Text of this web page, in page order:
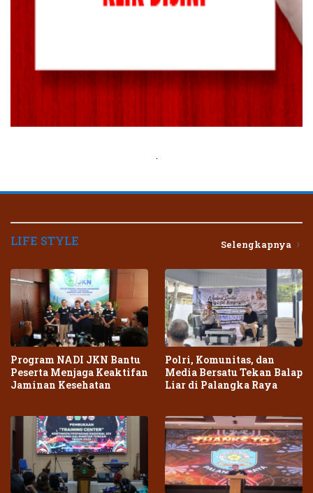
.
LIFE STYLE Selengkapnya
Program NADI JKN Bantu
Peserta Menjaga Keaktifan
Jaminan Kesehatan
Polri, Komunitas, dan
Media Bersatu Tekan Balap
Liar di Palangka Raya